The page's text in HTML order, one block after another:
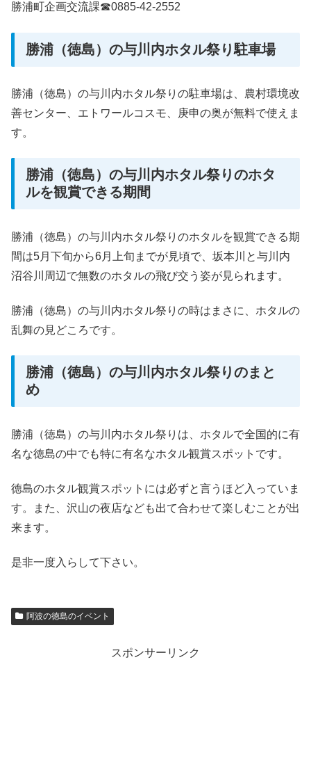
勝浦町企画交流課☎0885-42-2552
勝浦（徳島）の与川内ホタル祭り駐車場
勝浦（徳島）の与川内ホタル祭りの駐車場は、農村環境改
善センター、エトワールコスモ、庚申の奥が無料で使えま
す。
勝浦（徳島）の与川内ホタル祭りのホタ
ルを観賞できる期間
勝浦（徳島）の与川内ホタル祭りのホタルを観賞できる期
間は5月下旬から6月上旬までが見頃で、坂本川と与川内
沼谷川周辺で無数のホタルの飛び交う姿が見られます。
勝浦（徳島）の与川内ホタル祭りの時はまさに、ホタルの
乱舞の見どころです。
勝浦（徳島）の与川内ホタル祭りのまと
め
勝浦（徳島）の与川内ホタル祭りは、ホタルで全国的に有
名な徳島の中でも特に有名なホタル観賞スポットです。
徳島のホタル観賞スポットには必ずと言うほど入っていま
す。また、沢山の夜店なども出て合わせて楽しむことが出
来ます。
是非一度入らして下さい。
阿波の徳島のイベント
スポンサーリンク